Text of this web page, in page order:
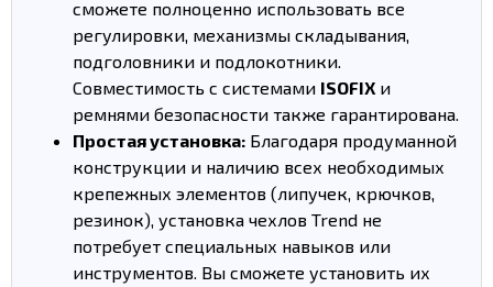
сможете полноценно использовать все
регулировки, механизмы складывания,
подголовники и подлокотники.
Совместимость с системами ISOFIX и
ремнями безопасности также гарантирована.
Простая установка: Благодаря продуманной
конструкции и наличию всех необходимых
крепежных элементов (липучек, крючков,
резинок), установка чехлов Trend не
потребует специальных навыков или
инструментов. Вы сможете установить их